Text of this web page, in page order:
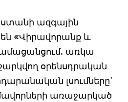
ազգային
են «Վիրավորանք և
առկա
օրենսդրական
լսումները`
առաջարկած